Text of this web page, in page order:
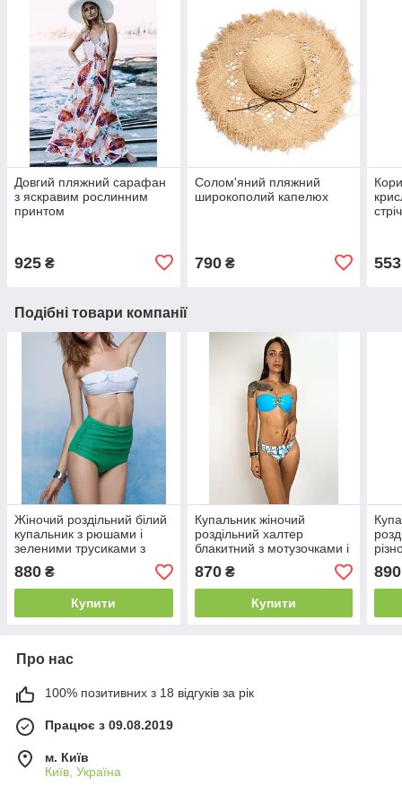
Довгий пляжний сарафан
з яскравим рослинним
принтом
925 ₴
Солом'яний пляжний
широкополий капелюх
790₴ 553
Подібні товари компанії
Жіночий роздільний білий
купальник з рюшами і
зеленими трусиками з
високою талією
880 ₴
Купити
Купальник жіночий
роздільний халтер
блакитний з мотузочками і
плавками в абстрактний
малюнок
870₴
Купити
890
Про нас
100% позитивних з 18 відгуків за рік
Працює з 09.08.2019
м. Київ
Київ, Україна